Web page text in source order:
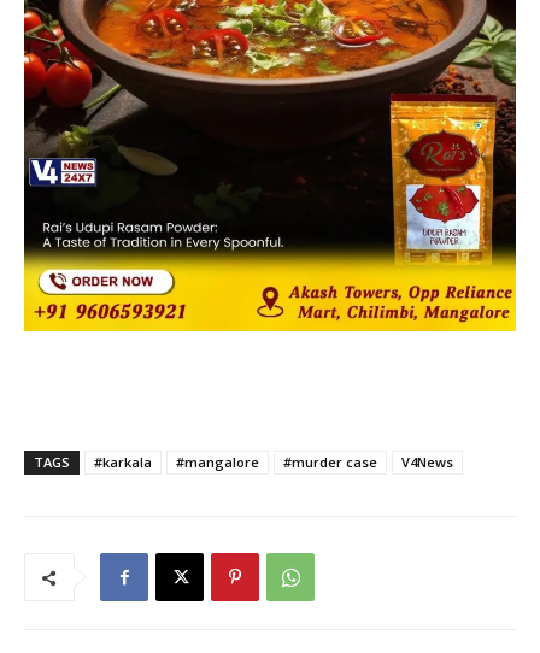
TAGS #karkala #mangalore #murder case V4News